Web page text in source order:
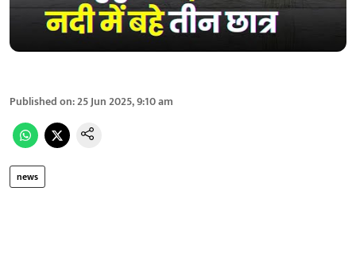
Published on:25 Jun 2025, 9:10 am
news